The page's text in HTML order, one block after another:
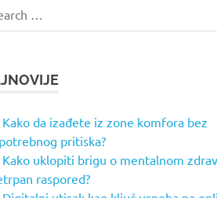
Kako da izađete iz zone komfora bez
pritiska?
Kako uklopiti brigu o mentalnom
raspored?